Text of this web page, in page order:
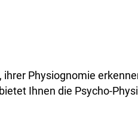
Physiognomie
Ihnen die Psycho-